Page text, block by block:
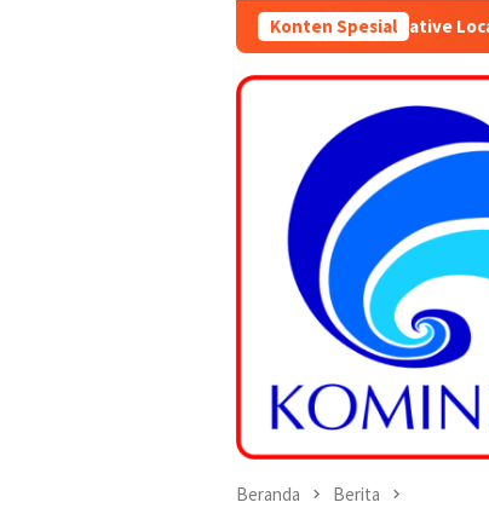
Konten Spesial
SiBakul Creative Local Market (SICLOMA) 2026
Beranda Berita